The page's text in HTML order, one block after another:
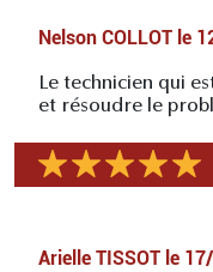
Nelson COLLOT le
Le technicien qui
et résoudre le
Arielle TISSOT le